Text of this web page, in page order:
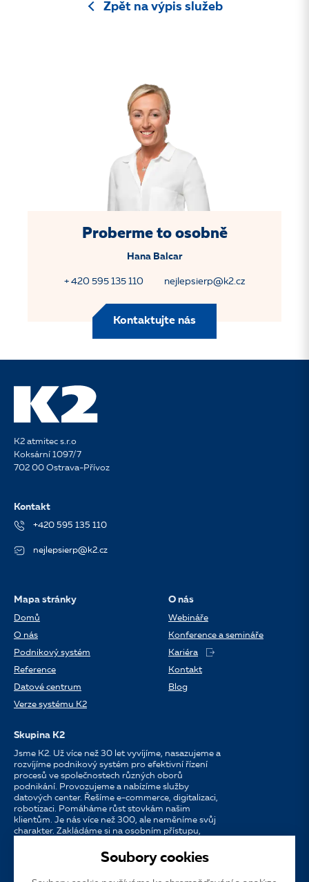
Zpět na výpis služeb
Proberme to osobně
Hana Balcar
+ 420 595 135 110 nejlepsierp@k2.cz
Kontaktujte nás
K2 atmitec s.r.o
Koksární 1097/7
702 00 Ostrava-Přívoz
Kontakt
+420 595 135 110
nejlepsierp@k2.cz
Mapa stránky
Domů
O nás
Podnikový systém
Reference
Datové centrum
Verze systému K2
O nás
Webináře
Konference a semináře
Kariéra
Kontakt
Blog
Skupina K2
Jsme K2. Už více než 30 let vyvíjíme, nasazujeme a
rozvíjíme podnikový systém pro efektivní řízení
procesů ve společnostech různých oborů
podnikání. Provozujeme a nabízíme služby
datových center. Řešíme e-commerce, digitalizaci,
robotizaci. Pomáháme růst stovkám našim
klientům. Je nás více než 300, ale neměníme svůj
charakter. Zakládáme si na osobním přístupu,
Soubory cookies